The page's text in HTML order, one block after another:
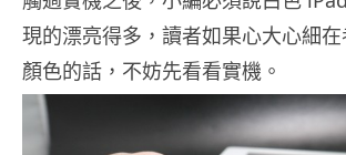
現的漂亮得多，讀者如果心大心細
顏色的話，不妨先看看實機。